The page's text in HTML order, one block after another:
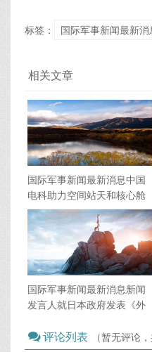
标签： 国际军事新闻最新消
相关文章
国际军事新闻最新消息中国
电科助力空间站天和核心舱
发射任务圆满成功
国际军事新闻最新消息新闻
发言人就日本政府发表《外
评论列表 （暂无评论